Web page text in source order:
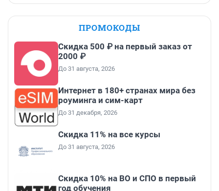
ПРОМОКОДЫ
Скидка 500 ₽ на первый заказ от
2000 ₽
До 31 августа, 2026
Интернет в 180+ странах мира без
роуминга и сим-карт
До 31 декабря, 2026
Скидка 11% на все курсы
До 31 августа, 2026
Скидка 10% на ВО и СПО в первый
год обучения